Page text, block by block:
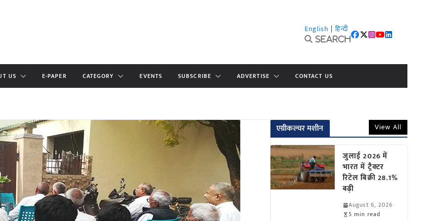
English | हिन्दी
Search
US E-PAPER CATEGORY EVENTS SUBSCRIBE ADVERTISE CONTACT US
एग्रीकल्चर मशीन View All
जुलाई 2026 में
भारत में ट्रैक्टर
रिटेल बिक्री 28.1%
बढ़ी
August 6, 2026
5 min read